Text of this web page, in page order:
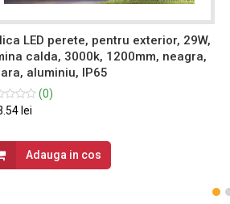
LED perete, pentru exterior, 29W,
calda, 3000k, 1200mm, neagra,
aluminiu, IP65
(0)
lei
Adauga in cos